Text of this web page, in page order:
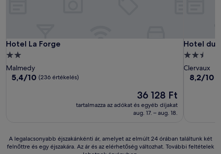
Hotel La Forge
Hotel La Forge
2.0
csillagos
szálláshely
Malmedy
5.4
5,4/10 (236 értékelés)
Az
36 128 Ft
36 128 Ft
tartalmazza az adókat és egyéb díjakat
aug. 17. – aug. 18.
Hotel du
Hotel du
2.5
csillagos
szálláshely
Clervaux
8.2
8,2/10
A
legalacsonyabb
A legalacsonyabb éjszakánkénti ár, amelyet az elmúlt 24 órában találtunk két
felnőttre és egy éjszakára. Az ár és az elérhetőség változhat. További feltételek